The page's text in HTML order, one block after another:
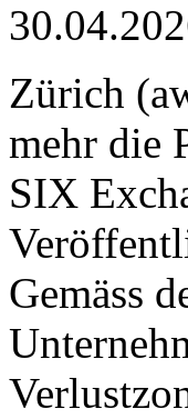
Zürich
mehr die
SIX
Gemäss